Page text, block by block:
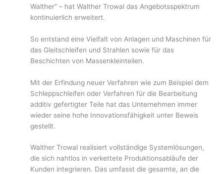
Walther” – hat Walther Trowal das Angebotsspektrum
kontinuierlich erweitert.
So entstand eine Vielfalt von Anlagen und Maschinen für
das Gleitschleifen und Strahlen sowie für das
Beschichten von Massenkleinteilen.
Mit der Erfindung neuer Verfahren wie zum Beispiel dem
Schleppschleifen oder Verfahren für die Bearbeitung
additiv gefertigter Teile hat das Unternehmen immer
wieder seine hohe Innovationsfähigkeit unter Beweis
gestellt.
Walther Trowal realisiert vollständige Systemlösungen,
die sich nahtlos in verkettete Produktionsabläufe der
Kunden integrieren. Das umfasst die gesamte, an die